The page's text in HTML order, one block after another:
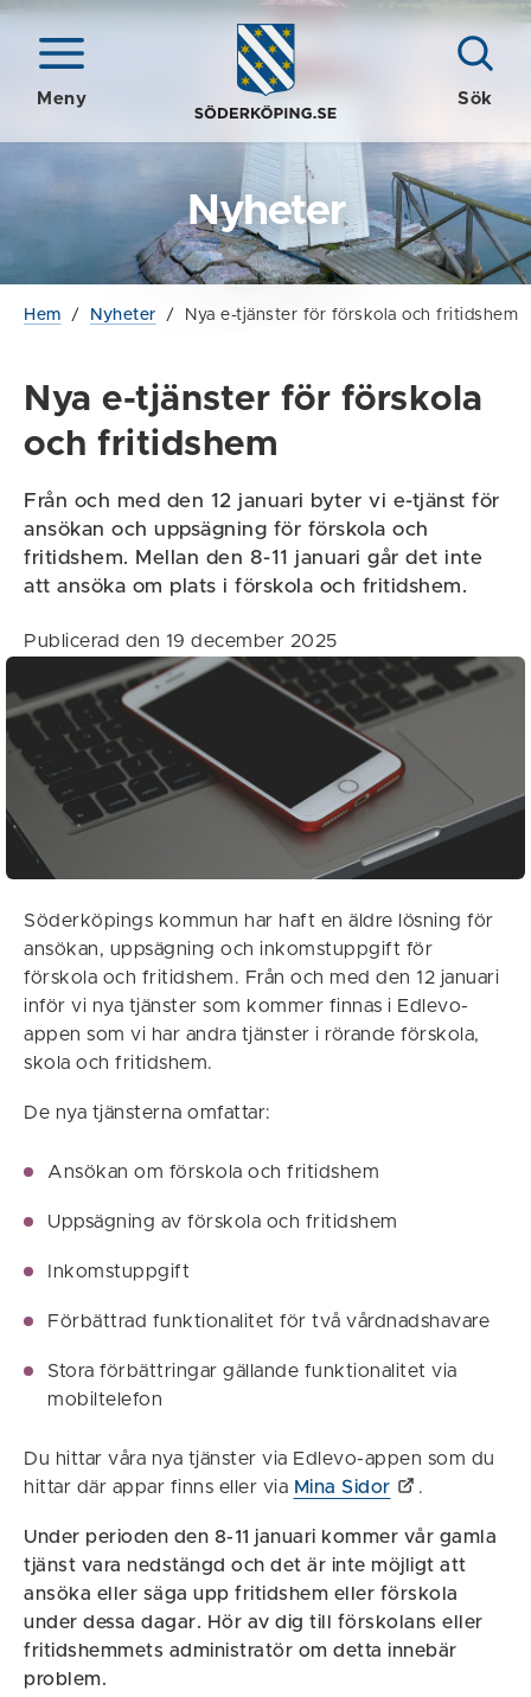
Meny Sök
Nyheter
Hem / Nyheter / Nya e-tjänster för förskola och fritidshem
Nya e-tjänster för förskola
och fritidshem
Från och med den 12 januari byter vi e-tjänst för
ansökan och uppsägning för förskola och
fritidshem. Mellan den 8-11 januari går det inte
att ansöka om plats i förskola och fritidshem.
Publicerad den 19 december 2025
Söderköpings kommun har haft en äldre lösning för
ansökan, uppsägning och inkomstuppgift för
förskola och fritidshem. Från och med den 12 januari
inför vi nya tjänster som kommer finnas i Edlevo-
appen som vi har andra tjänster i rörande förskola,
skola och fritidshem.
De nya tjänsterna omfattar:
Ansökan om förskola och fritidshem
Uppsägning av förskola och fritidshem
Inkomstuppgift
Förbättrad funktionalitet för två vårdnadshavare
Stora förbättringar gällande funktionalitet via
mobiltelefon
Du hittar våra nya tjänster via Edlevo-appen som du
hittar där appar finns eller via Mina Sidor .
Under perioden den 8-11 januari kommer vår gamla
tjänst vara nedstängd och det är inte möjligt att
ansöka eller säga upp fritidshem eller förskola
under dessa dagar. Hör av dig till förskolans eller
fritidshemmets administratör om detta innebär
problem.